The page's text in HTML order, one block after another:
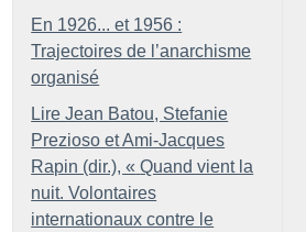
En 1926... et 1956 :
Trajectoires de l’anarchisme
organisé
Lire Jean Batou, Stefanie
Prezioso et Ami-Jacques
Rapin (dir.), « Quand vient la
nuit. Volontaires
internationaux contre le